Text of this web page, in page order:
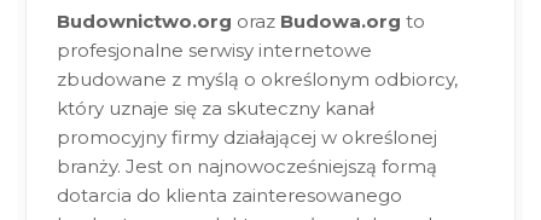
Budownictwo.org oraz Budowa.org to
profesjonalne serwisy internetowe
zbudowane z myślą o określonym odbiorcy,
który uznaje się za skuteczny kanał
promocyjny firmy działającej w określonej
branży. Jest on najnowocześniejszą formą
dotarcia do klienta zainteresowanego